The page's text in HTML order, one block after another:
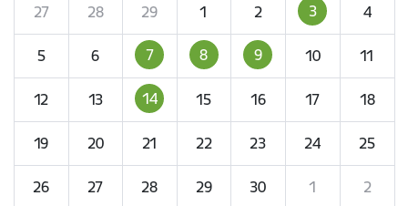
27
28 29 1 2 3 4
5 6 7 8 9 10 11
12 13 14 15 16 17 18
19 20 21 22 23 24 25
26 27 28 29 30 1 2